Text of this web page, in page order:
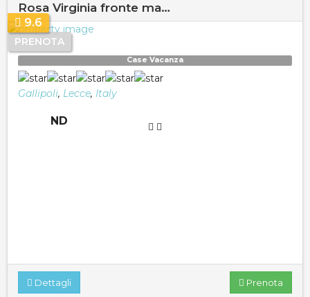
Rosa Virginia fronte ma…
PRENOTA
9.6
Case Vacanza
Gallipoli, Lecce, Italy
ND
Prenota
Dettagli